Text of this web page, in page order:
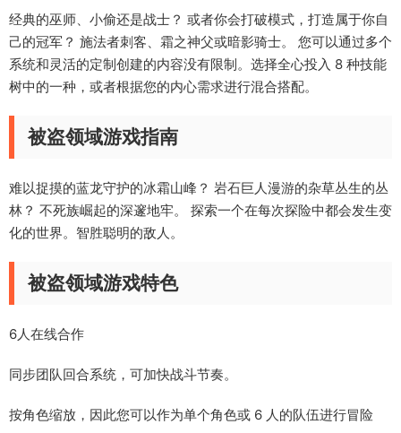
经典的巫师、小偷还是战士？ 或者你会打破模式，打造属于你自
己的冠军？ 施法者刺客、霜之神父或暗影骑士。 您可以通过多个
系统和灵活的定制创建的内容没有限制。选择全心投入 8 种技能
树中的一种，或者根据您的内心需求进行混合搭配。
被盗领域游戏指南
难以捉摸的蓝龙守护的冰霜山峰？ 岩石巨人漫游的杂草丛生的丛
林？ 不死族崛起的深邃地牢。 探索一个在每次探险中都会发生变
化的世界。智胜聪明的敌人。
被盗领域游戏特色
6人在线合作
同步团队回合系统，可加快战斗节奏。
按角色缩放，因此您可以作为单个角色或 6 人的队伍进行冒险